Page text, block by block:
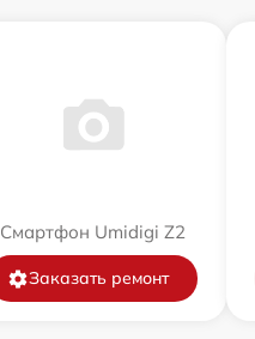
Смартфон Umidigi Z2
Заказать ремонт